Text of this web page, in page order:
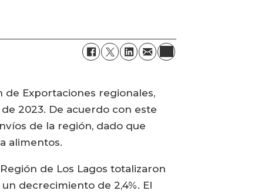
Exportaciones regionales,
2023. De acuerdo con este
de la región, dado que
alimentos.
de Los Lagos totalizaron
decrecimiento de 2,4%. El